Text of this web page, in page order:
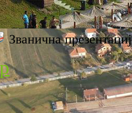
са торња
Званична